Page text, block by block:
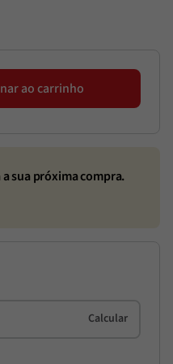
ao carrinho
sua próxima compra.